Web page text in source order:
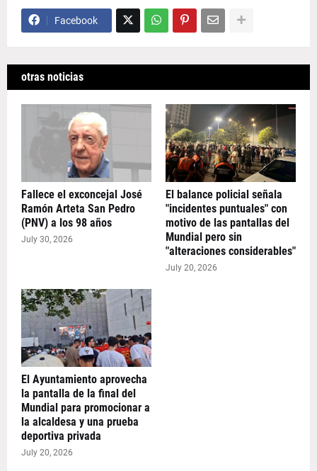
Facebook
otras noticias
Fallece el exconcejal José
Ramón Arteta San Pedro
(PNV) a los 98 años
July 30, 2026
El balance policial señala
"incidentes puntuales" con
motivo de las pantallas del
Mundial pero sin
"alteraciones considerables"
July 20, 2026
El Ayuntamiento aprovecha
la pantalla de la final del
Mundial para promocionar a
la alcaldesa y una prueba
deportiva privada
July 20, 2026